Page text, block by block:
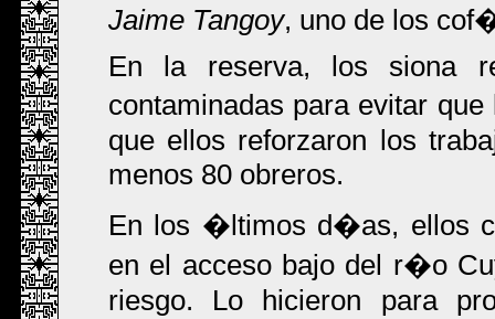
Jaime Tangoy, uno de los
En la reserva, los siona
contaminadas para evitar
que ellos reforzaron los
menos 80 obreros.
En los �ltimos d�as, ellos
en el acceso bajo del r�o
riesgo. Lo hicieron para